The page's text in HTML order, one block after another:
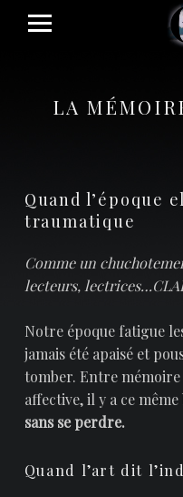
LA
Quand l’époque
traumatique
Comme un
lecteurs,
Notre époque fatigue
jamais été apaisé et
tomber. Entre
affective, il y a ce
sans se perdre.
Quand l’art dit